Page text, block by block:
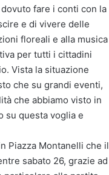
fare i conti con la
e di vivere delle
floreali e alla musica
per tutti i cittadini
Vista la situazione
che su grandi eventi,
che abbiamo visto in
su questa voglia e
Piazza Montanelli che il
sabato 26, grazie ad